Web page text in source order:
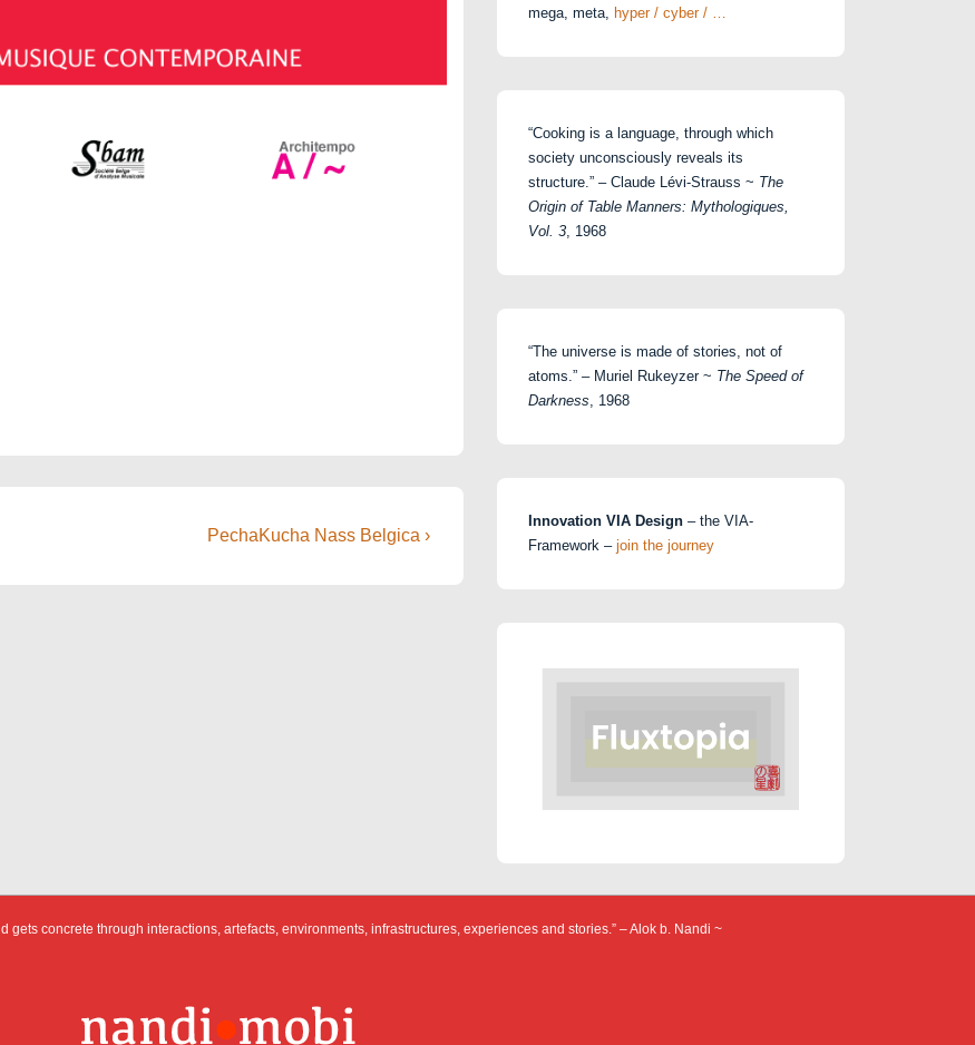
Next
PechaKucha Nass Belgica ›
mega, meta, hyper / cyber / …
“Cooking is a language, through which
society unconsciously reveals its
structure.” – Claude Lévi-Strauss ~ The
Origin of Table Manners: Mythologiques,
Vol. 3 , 1968
“The universe is made of stories, not of
atoms.” – Muriel Rukeyzer ~ The Speed of
Darkness , 1968
Innovation VIA Design – the VIA-
Framework – join the journey
gets concrete through interactions, artefacts, environments, infrastructures, experiences and stories.” – Alok b. Nandi ~